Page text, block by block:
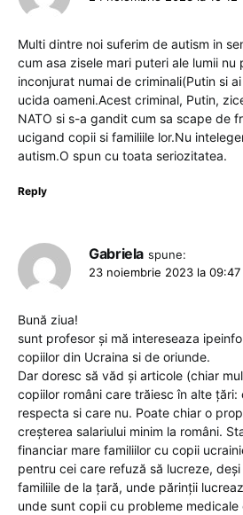
Multi dintre noi suferim de autism in
cum asa zisele mari puteri ale lumii nu
inconjurat numai de criminali(Putin si
ucida oameni.Acest criminal, Putin,
NATO si s-a gandit cum sa scape de
ucigand copii si familiile lor.Nu
autism.O spun cu toata seriozitatea.
Reply
Gabriela spune:
23 noiembrie 2023 la 09:47
Bună ziua!
sunt profesor și mă intereseaza
copiilor din Ucraina si de oriunde.
Dar doresc să văd și articole (chiar
copiilor români care trăiesc în alte țări:
respecta si care nu. Poate chiar o
creșterea salariului minim la români.
financiar mare familiilor cu copii
pentru cei care refuză să lucreze,
familiile de la țară, unde părinții
unde sunt copii cu probleme